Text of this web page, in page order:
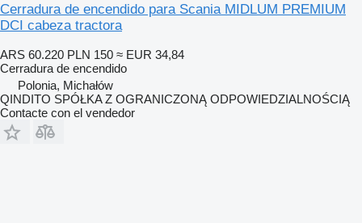
Cerradura de encendido para Scania MIDLUM PREMIUM
DCI cabeza tractora
ARS 60.220 PLN 150 ≈ EUR 34,84
Cerradura de encendido
Polonia, Michałów
QINDITO SPÓŁKA Z OGRANICZONĄ ODPOWIEDZIALNOŚCIĄ
Contacte con el vendedor